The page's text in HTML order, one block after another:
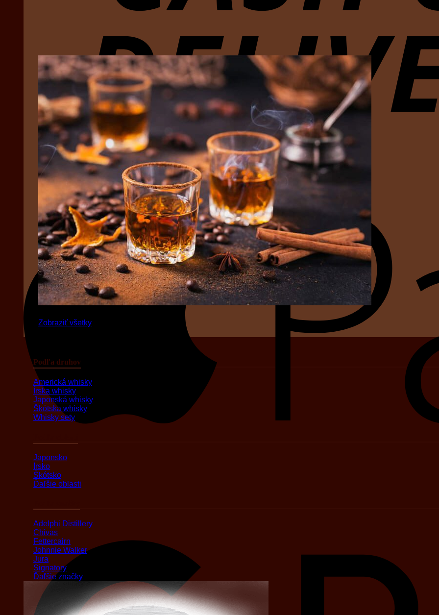
Zobraziť všetky
Podľa druhov
Americká whisky
Írska whisky
Japonská whisky
Škótska whisky
Whisky sety
Japonsko
Írsko
Škótsko
Ďaľšie oblasti
Adelphi Distillery
Chivas
Fettercairn
Johnnie Walker
Jura
Signatory
Ďaľšie značky